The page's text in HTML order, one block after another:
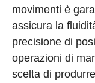
movimenti è
assicura la
precisione di
operazioni di
scelta di